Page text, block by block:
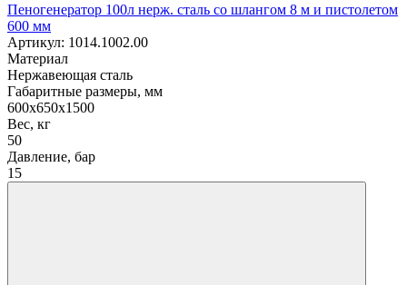
Пеногенератор 100л нерж. сталь со шлангом 8 м и пистолетом
600 мм
Артикул: 1014.1002.00
Материал
Нержавеющая сталь
Габаритные размеры, мм
600x650x1500
Вес, кг
50
Давление, бар
15